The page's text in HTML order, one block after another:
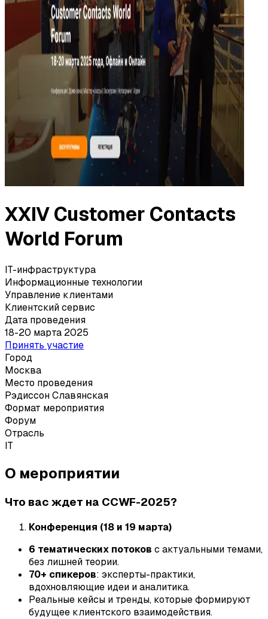
XXIV Customer Contacts
World Forum
IT-инфраструктура
Информационные технологии
Управление клиентами
Клиентский сервис
Дата проведения
18-20 марта 2025
Принять участие
Город
Москва
Место проведения
Рэдиссон Славянская
Формат мероприятия
Форум
Отрасль
IT
О мероприятии
Что вас ждет на CCWF-2025?
Конференция (18 и 19 марта)
6 тематических потоков с актуальными темами,
без лишней теории.
70+ спикеров: эксперты-практики,
вдохновляющие идеи и аналитика.
Реальные кейсы и тренды, которые формируют
будущее клиентского взаимодействия.